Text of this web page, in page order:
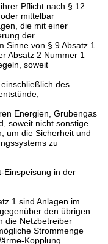
Pflicht nach § 12
mittelbar
die mit einer
der
Sinne von § 9 Absatz 1
Absatz 2 Nummer 1
soweit
des
Energien, Grubengas
soweit nicht sonstige
um die Sicherheit und
zu
Einspeisung in der
1 sind Anlagen im
den übrigen
die Netzbetreiber
Strommenge
Kopplung